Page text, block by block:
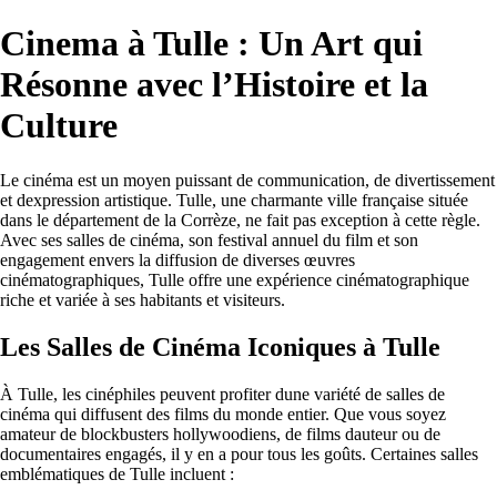
Cinema à Tulle : Un Art qui
Résonne avec l’Histoire et la
Culture
Le cinéma est un moyen puissant de communication, de divertissement
et dexpression artistique. Tulle, une charmante ville française située
dans le département de la Corrèze, ne fait pas exception à cette règle.
Avec ses salles de cinéma, son festival annuel du film et son
engagement envers la diffusion de diverses œuvres
cinématographiques, Tulle offre une expérience cinématographique
riche et variée à ses habitants et visiteurs.
Les Salles de Cinéma Iconiques à Tulle
À Tulle, les cinéphiles peuvent profiter dune variété de salles de
cinéma qui diffusent des films du monde entier. Que vous soyez
amateur de blockbusters hollywoodiens, de films dauteur ou de
documentaires engagés, il y en a pour tous les goûts. Certaines salles
emblématiques de Tulle incluent :